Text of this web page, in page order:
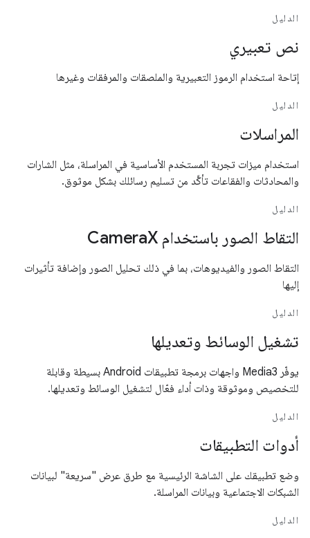
الدليل
نص تعبيري
إتاحة استخدام الرموز التعبيرية والملصقات والمرفقات وغيرها
الدليل
المراسلات
استخدام ميزات تجربة المستخدم الأساسية في المراسلة، مثل الشارات
والمحادثات والفقاعات تأكَّد من تسليم رسائلك بشكل موثوق.
الدليل
التقاط الصور باستخدام CameraX
التقاط الصور والفيديوهات، بما في ذلك تحليل الصور وإضافة تأثيرات
إليها
الدليل
تشغيل الوسائط وتعديلها
يوفّر Media3 واجهات برمجة تطبيقات Android بسيطة وقابلة
للتخصيص وموثوقة وذات أداء فعّال لتشغيل الوسائط وتعديلها.
الدليل
أدوات التطبيقات
وضع تطبيقك على الشاشة الرئيسية مع طرق عرض "سريعة" لبيانات
الشبكات الاجتماعية وبيانات المراسلة.
الدليل